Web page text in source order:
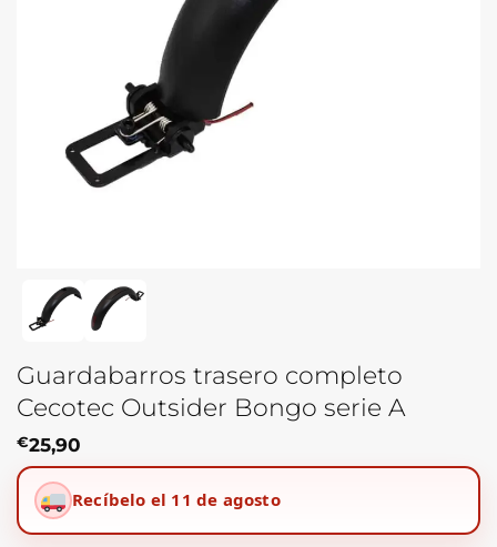
Guardabarros trasero completo
Cecotec Outsider Bongo serie A
€25,90
Recíbelo el 11 de agosto